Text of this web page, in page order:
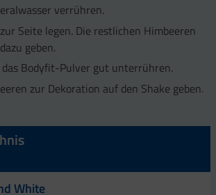
verrühren.
Seite legen. Die restlichen Himbeeren
geben.
Bodyfit-Pulver gut unterrühren.
zur Dekoration auf den Shake geben.
White